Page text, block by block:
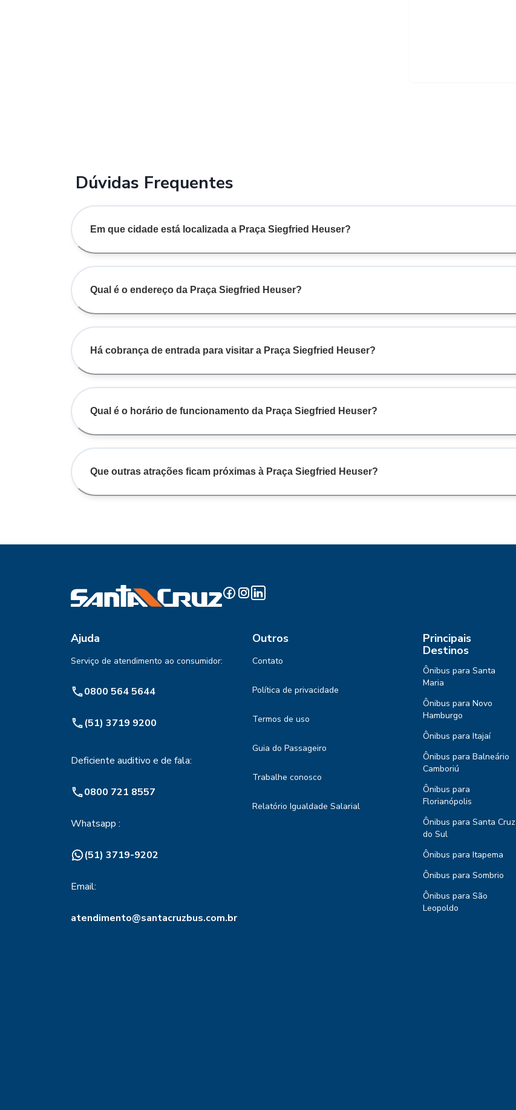
Dúvidas Frequentes
Em que cidade está localizada a Praça Siegfried Heuser?
Qual é o endereço da Praça Siegfried Heuser?
Há cobrança de entrada para visitar a Praça Siegfried Heuser?
Qual é o horário de funcionamento da Praça Siegfried Heuser?
Que outras atrações ficam próximas à Praça Siegfried Heuser?
Ajuda
Serviço de atendimento ao consumidor:
0800 564 5644
(51) 3719 9200
Deficiente auditivo e de fala:
0800 721 8557
Whatsapp :
(51) 3719-9202
Email:
atendimento@santacruzbus.com.br
Outros
Contato
Política de privacidade
Termos de uso
Guia do Passageiro
Trabalhe conosco
Relatório Igualdade Salarial
Principais
Destinos
Ônibus para Santa
Maria
Ônibus para Novo
Hamburgo
Ônibus para Itajaí
Ônibus para Balneário
Camboriú
Ônibus para
Florianópolis
Ônibus para Santa Cruz
do Sul
Ônibus para Itapema
Ônibus para Sombrio
Ônibus para São
Leopoldo